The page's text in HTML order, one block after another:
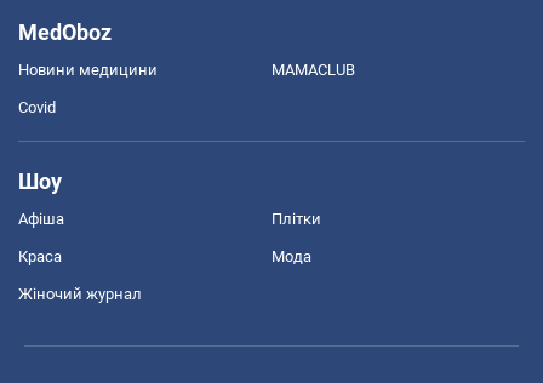
MedOboz
Новини медицини MAMACLUB
Covid
Шоу
Афіша Плітки
Краса Мода
Жіночий журнал